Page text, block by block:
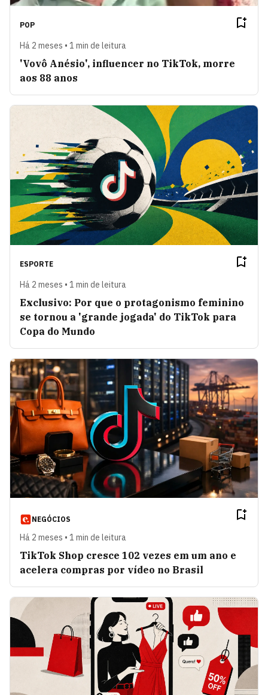
POP
Há 2 meses • 1 min de leitura
'Vovô Anésio', influencer no TikTok, morre
aos 88 anos
ESPORTE
Há 2 meses • 1 min de leitura
Exclusivo: Por que o protagonismo feminino
se tornou a 'grande jogada' do TikTok para
Copa do Mundo
NEGÓCIOS
Há 2 meses • 1 min de leitura
TikTok Shop cresce 102 vezes em um ano e
acelera compras por vídeo no Brasil